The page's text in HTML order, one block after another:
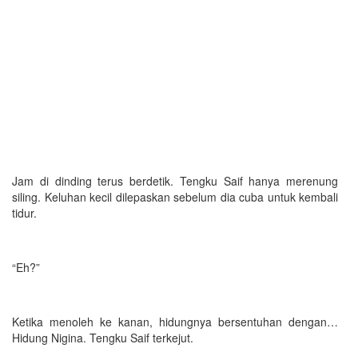
Jam di dinding terus berdetik. Tengku Saif hanya merenung
siling. Keluhan kecil dilepaskan sebelum dia cuba untuk kembali
tidur.
“Eh?”
Ketika menoleh ke kanan, hidungnya bersentuhan dengan…
Hidung Nigina. Tengku Saif terkejut.